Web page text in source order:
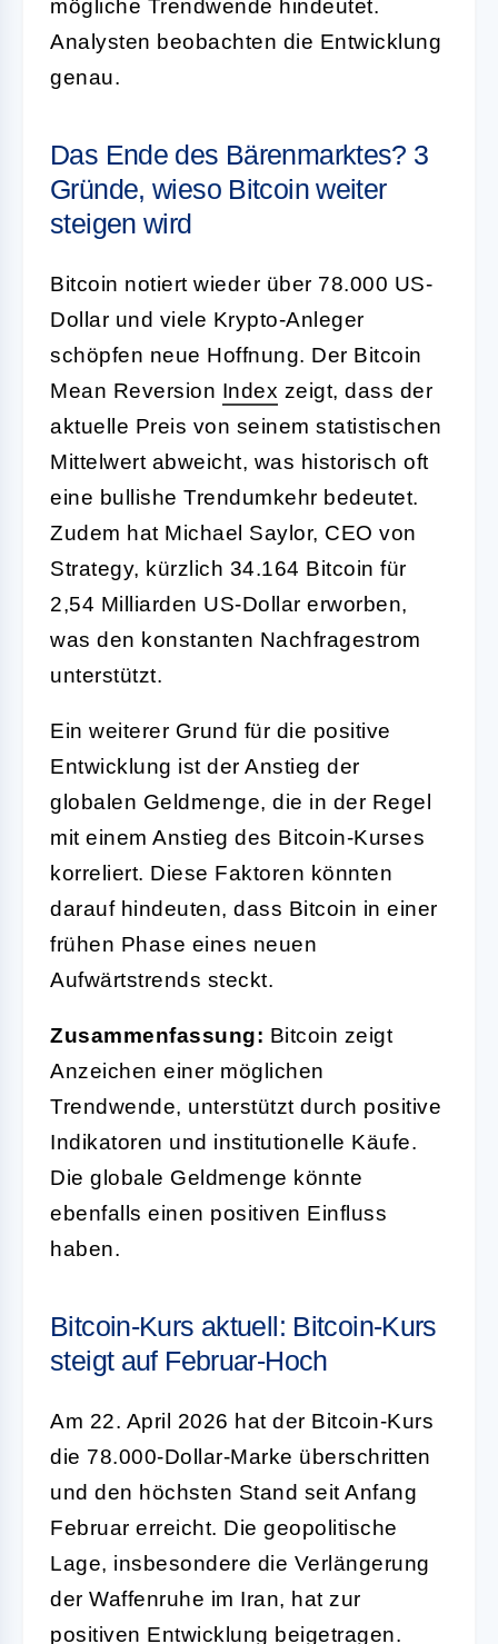
mögliche Trendwende hindeutet.
Analysten beobachten die Entwicklung
genau.
Das Ende des Bärenmarktes? 3
Gründe, wieso Bitcoin weiter
steigen wird
Bitcoin notiert wieder über 78.000 US-
Dollar und viele Krypto-Anleger
schöpfen neue Hoffnung. Der Bitcoin
Mean Reversion Index zeigt, dass der
aktuelle Preis von seinem statistischen
Mittelwert abweicht, was historisch oft
eine bullishe Trendumkehr bedeutet.
Zudem hat Michael Saylor, CEO von
Strategy, kürzlich 34.164 Bitcoin für
2,54 Milliarden US-Dollar erworben,
was den konstanten Nachfragestrom
unterstützt.
Ein weiterer Grund für die positive
Entwicklung ist der Anstieg der
globalen Geldmenge, die in der Regel
mit einem Anstieg des Bitcoin-Kurses
korreliert. Diese Faktoren könnten
darauf hindeuten, dass Bitcoin in einer
frühen Phase eines neuen
Aufwärtstrends steckt.
Zusammenfassung: Bitcoin zeigt
Anzeichen einer möglichen
Trendwende, unterstützt durch positive
Indikatoren und institutionelle Käufe.
Die globale Geldmenge könnte
ebenfalls einen positiven Einfluss
haben.
Bitcoin-Kurs aktuell: Bitcoin-Kurs
steigt auf Februar-Hoch
Am 22. April 2026 hat der Bitcoin-Kurs
die 78.000-Dollar-Marke überschritten
und den höchsten Stand seit Anfang
Februar erreicht. Die geopolitische
Lage, insbesondere die Verlängerung
der Waffenruhe im Iran, hat zur
positiven Entwicklung beigetragen.